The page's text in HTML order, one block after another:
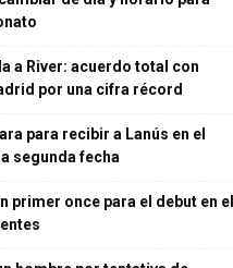
a River: acuerdo total con
por una cifra récord
para recibir a Lanús en el
segunda fecha
primer once para el debut en el